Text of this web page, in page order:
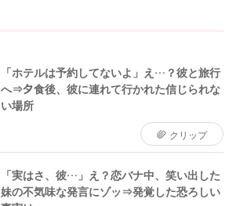
「ホテルは予約してないよ」え…？彼と旅行
へ⇒夕食後、彼に連れて行かれた信じられな
い場所
クリップ
「実はさ、彼…」え？恋バナ中、笑い出した
妹の不気味な発言にゾッ⇒発覚した恐ろしい